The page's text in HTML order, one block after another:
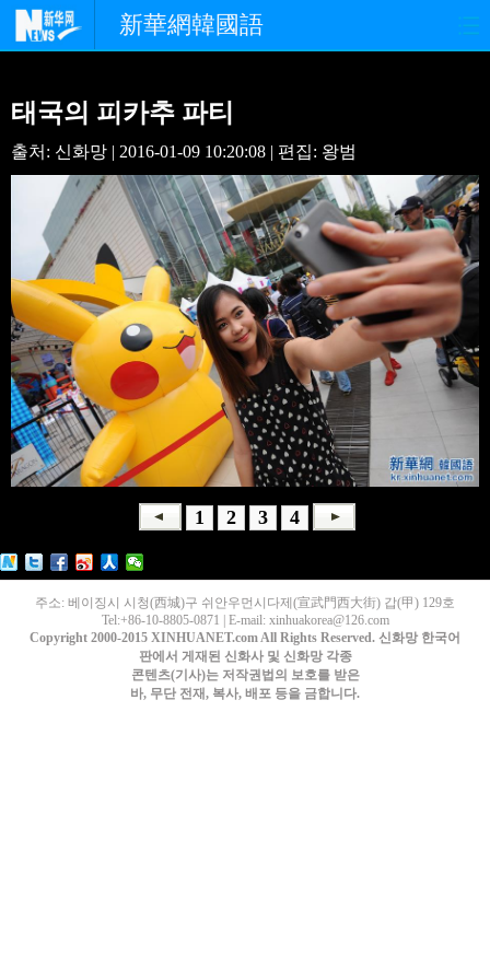
新華網韓國語
중한교류 핫 TV 문화
연예 관광 오피니언
생생 중국어
태국의 피카추 파티
출처: 신화망 | 2016-01-09 10:20:08 | 편집: 왕범
1 2 3 4
주소: 베이징시 시청(西城)구 쉬안우먼시다제(宣武門西大街) 갑(甲) 129호
Tel:+86-10-8805-0871 | E-mail: xinhuakorea@126.com
Copyright 2000-2015 XINHUANET.com All Rights Reserved. 신화망 한국어
판에서 게재된 신화사 및 신화망 각종
콘텐츠(기사)는 저작권법의 보호를 받은
바, 무단 전재, 복사, 배포 등을 금합니다.